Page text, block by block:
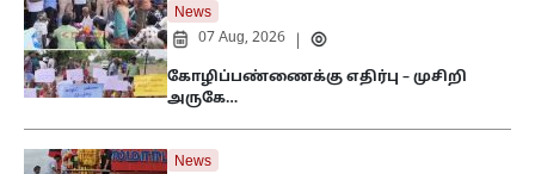
News
07 Aug, 2026
கோழிப்பண்ணைக்கு எதிர்பு – முசிறி
அருகே…
News